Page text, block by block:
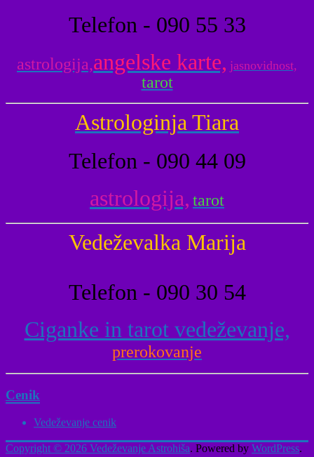
Telefon - 090 55 33
astrologija,angelske karte, jasnovidnost,
tarot
Astrologinja Tiara
Telefon - 090 44 09
astrologija, tarot
Vedeževalka Marija
Telefon - 090 30 54
Ciganke in tarot vedeževanje,
prerokovanje
Cenik
Vedeževanje cenik
Copyright © 2026 Vedeževanje Astrohiša. Powered by WordPress.